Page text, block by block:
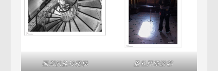
画廊的旋转楼梯 圣礼拜堂游客